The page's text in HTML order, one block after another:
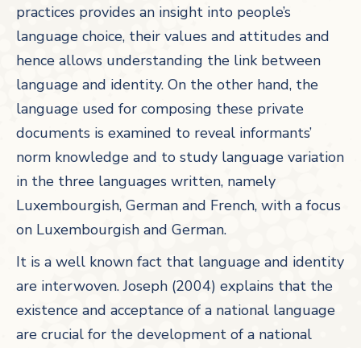
practices provides an insight into people’s
language choice, their values and attitudes and
hence allows understanding the link between
language and identity. On the other hand, the
language used for composing these private
documents is examined to reveal informants’
norm knowledge and to study language variation
in the three languages written, namely
Luxembourgish, German and French, with a focus
on Luxembourgish and German.
It is a well known fact that language and identity
are interwoven. Joseph (2004) explains that the
existence and acceptance of a national language
are crucial for the development of a national